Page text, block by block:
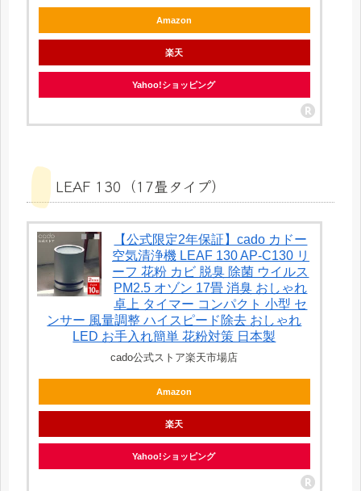
Amazon
楽天
Yahoo!ショッピング
LEAF 130（17畳タイプ）
【公式限定2年保証】cado カドー
空気清浄機 LEAF 130 AP-C130 リ
ーフ 花粉 カビ 脱臭 除菌 ウイルス
PM2.5 オゾン 17畳 消臭 おしゃれ
卓上 タイマー コンパクト 小型 セ
ンサー 風量調整 ハイスピード除去 おしゃれ
LED お手入れ簡単 花粉対策 日本製
cado公式ストア楽天市場店
Amazon
楽天
Yahoo!ショッピング